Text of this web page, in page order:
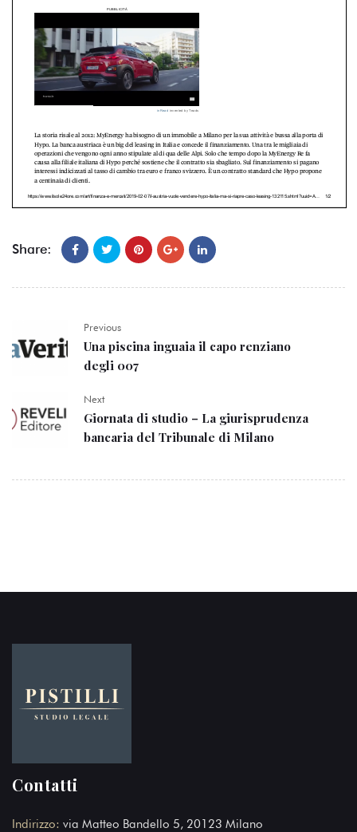
Share:
Previous
Una piscina inguaia il capo renziano
degli 007
Next
Giornata di studio – La giurisprudenza
bancaria del Tribunale di Milano
Contatti
Indirizzo: via Matteo Bandello 5, 20123 Milano